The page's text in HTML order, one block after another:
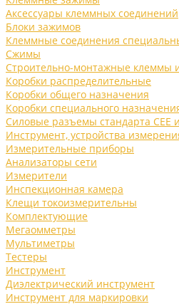
Аксессуары клеммных соединений
Блоки зажимов
Клеммные соединения
Сжимы
Строительно-монтажные клеммы
Коробки распределительные
Коробки общего назначения
Коробки специального
Силовые разъемы стандарта CEE
Инструмент, устройства
Измерительные приборы
Анализаторы сети
Измерители
Инспекционная камера
Клещи токоизмерительны
Комплектующие
Мегаомметры
Мультиметры
Тестеры
Инструмент
Диэлектрический инструмент
Инструмент для маркировки